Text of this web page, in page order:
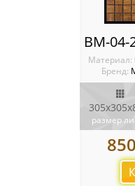
BM-04-
Материал:
Бренд:
размер